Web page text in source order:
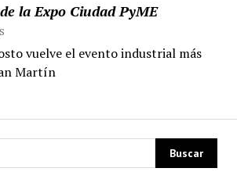
la Expo Ciudad PyME
vuelve el evento industrial más
Martín